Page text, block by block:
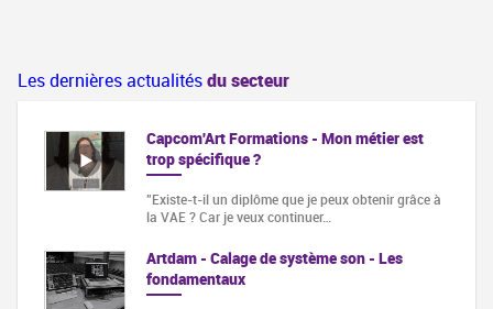
Les dernières actualitésdu secteur
Capcom'Art Formations - Mon métier est
trop spécifique ?
"Existe-t-il un diplôme que je peux obtenir grâce à
la VAE ? Car je veux continuer…
Artdam - Calage de système son - Les
fondamentaux